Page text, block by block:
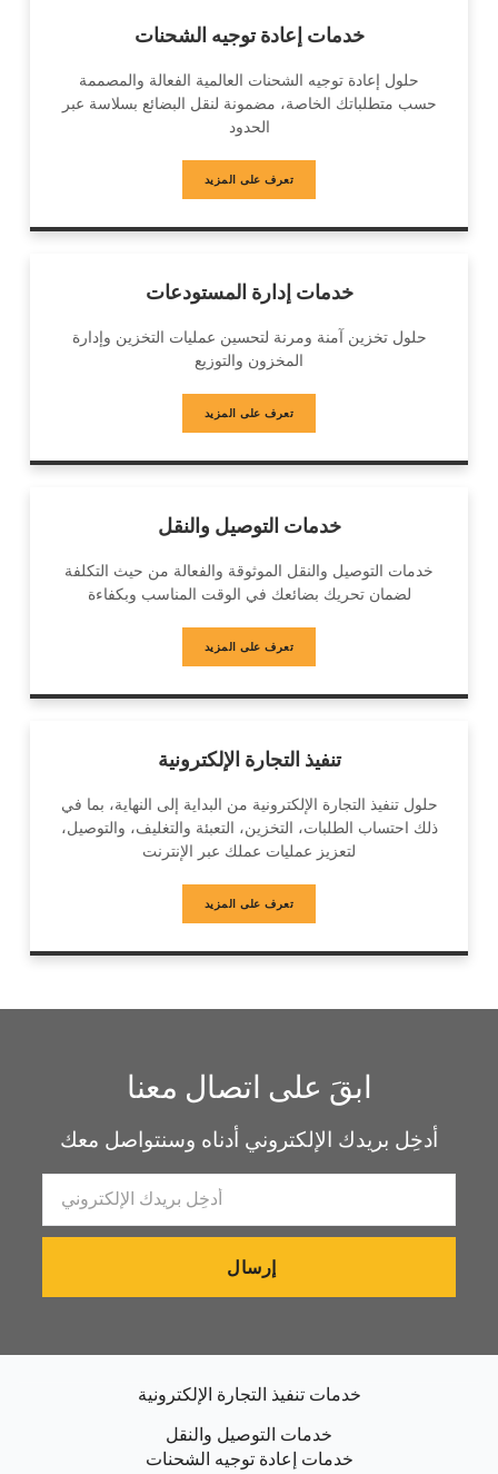
خدمات إعادة توجيه الشحنات
حلول إعادة توجيه الشحنات العالمية الفعالة والمصممة
حسب متطلباتك الخاصة، مضمونة لنقل البضائع بسلاسة عبر
الحدود
تعرف على المزيد
خدمات إدارة المستودعات
حلول تخزين آمنة ومرنة لتحسين عمليات التخزين وإدارة
المخزون والتوزيع
تعرف على المزيد
خدمات التوصيل والنقل
خدمات التوصيل والنقل الموثوقة والفعالة من حيث التكلفة
لضمان تحريك بضائعك في الوقت المناسب وبكفاءة
تعرف على المزيد
تنفيذ التجارة الإلكترونية
حلول تنفيذ التجارة الإلكترونية من البداية إلى النهاية، بما في
ذلك احتساب الطلبات، التخزين، التعبئة والتغليف، والتوصيل،
لتعزيز عمليات عملك عبر الإنترنت
تعرف على المزيد
ابقَ على اتصال معنا
أدخِل بريدك الإلكتروني أدناه وسنتواصل معك
إرسال
خدمات تنفيذ التجارة الإلكترونية
خدمات التوصيل والنقل
خدمات إعادة توجيه الشحنات